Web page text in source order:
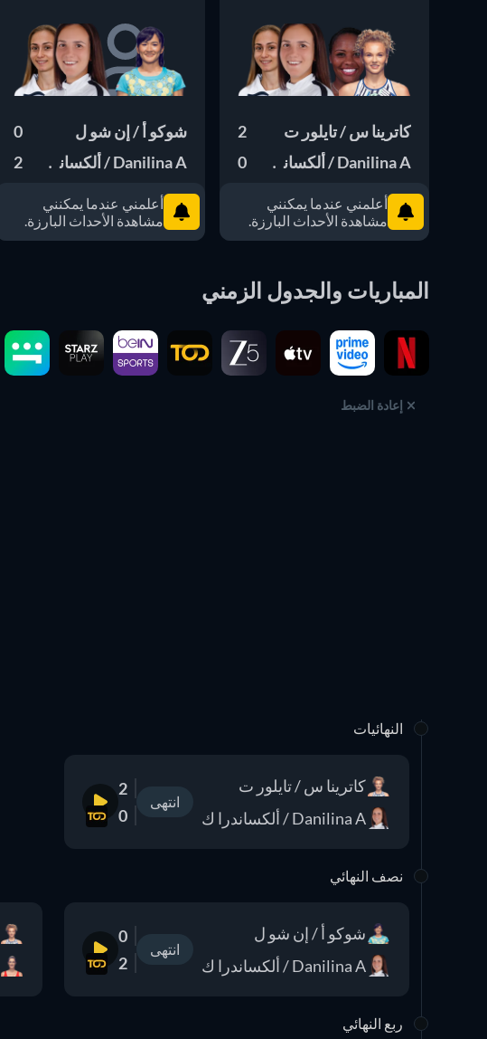
كاترينا س / تايلور ت
2
Danilina A / ألكساندرا ك
0
أعلمني عندما يمكنني
مشاهدة الأحداث البارزة.
شوكو أ / إن شو ل
0
Danilina A / ألكساندرا ك
2
أعلمني عندما يمكنني
مشاهدة الأحداث البارزة.
المباريات والجدول الزمني
إعادة الضبط
النهائيات
كاترينا س / تايلور ت
Danilina A / ألكساندرا ك
انتهى
2
0
نصف النهائي
شوكو أ / إن شو ل
Danilina A / ألكساندرا ك
انتهى
0
2
ربع النهائي